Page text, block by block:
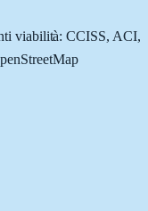
viabilità: CCISS, ACI,